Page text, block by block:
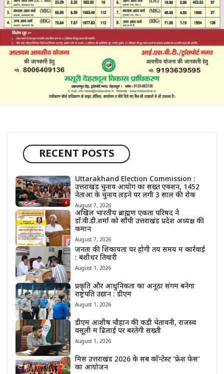
RECENT POSTS
Uttarakhand Election Commission :
उत्तराखंड चुनाव आयोग का सख्त एक्शन, 1452
नेताओं के चुनाव लड़ने पर लगी 3 साल की रोक
August 7, 2026
अखिल भारतीय ब्राह्मण एकता परिषद ने
डॉ.वी.डी.शर्मा को सौंपी उत्तराखंड प्रदेश अध्यक्ष की
कमान
August 7, 2026
जनता की शिकायतों पर होगी तय समय में कार्रवाई
: बंशीधर तिवारी
August 1, 2026
प्रकृति और आधुनिकता का अनूठा संगम बनेगा
राष्ट्रपति उद्यान : डीएम
August 1, 2026
डीएम आशीष चौहान की कड़ी चेतावनी, राजस्व
वसूली में ढिलाई पर बरतेगी सख्ती
August 1, 2026
मिस उत्तराखंड 2026 के सब कॉन्टेस्ट ‘फ्रेश फेस’
का आयोजन